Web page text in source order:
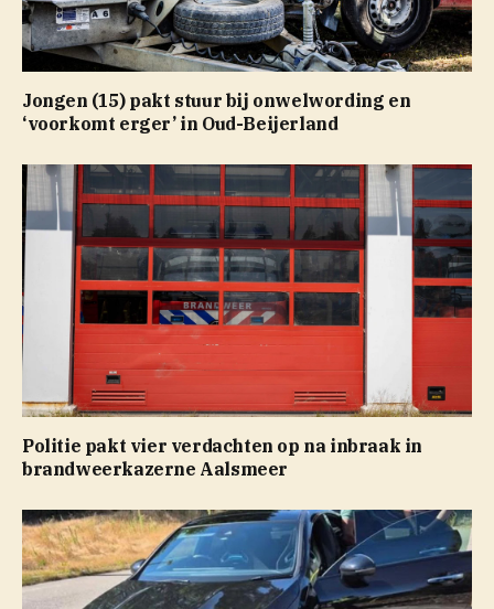
Jongen (15) pakt stuur bij onwelwording en
‘voorkomt erger’ in Oud-Beijerland
Politie pakt vier verdachten op na inbraak in
brandweerkazerne Aalsmeer